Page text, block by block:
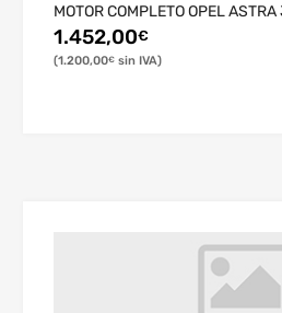
MOTOR COMPLETO OPEL
1.452,00€
1.200,00€